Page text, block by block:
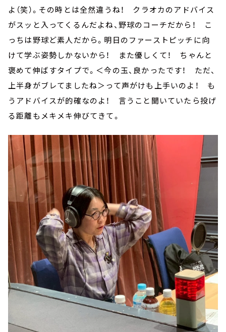
よ（笑）。その時とは全然違うね！ クラオカのアドバイス
がスッと入ってくるんだよね、野球のコーチだから！ こ
っちは野球ど素人だから。明日のファーストピッチに向
けて学ぶ姿勢しかないから！ また優しくて！ ちゃんと
褒めて伸ばすタイプで。＜今の玉、良かったです！ ただ、
上半身がブレてましたね＞って声がけも上手いのよ！ も
うアドバイスが的確なのよ！ 言うこと聞いていたら投げ
る距離もメキメキ伸びてきて。